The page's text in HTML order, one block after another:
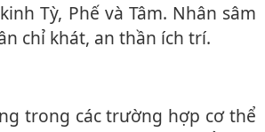
Tỳ, Phế và Tâm. Nhân sâm
chỉ khát, an thần ích trí.
trong các trường hợp c‌ơ th‌ể